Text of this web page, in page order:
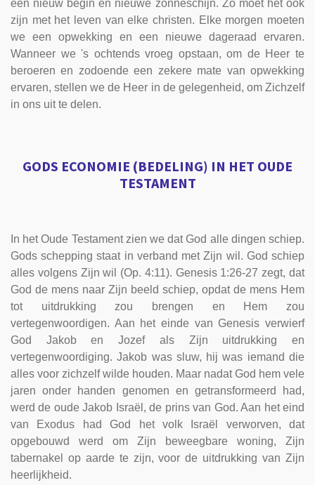
een nieuw begin en nieuwe zonneschijn. Zo moet het ook
zijn met het leven van elke christen. Elke morgen moeten
we een opwekking en een nieuwe dageraad ervaren.
Wanneer we 's ochtends vroeg opstaan, om de Heer te
beroeren en zodoende een zekere mate van opwekking
ervaren, stellen we de Heer in de gelegenheid, om Zichzelf
in ons uit te delen.
GODS ECONOMIE (BEDELING) IN HET OUDE
TESTAMENT
In het Oude Testament zien we dat God alle dingen schiep.
Gods schepping staat in verband met Zijn wil. God schiep
alles volgens Zijn wil (Op. 4:11). Genesis 1:26-27 zegt, dat
God de mens naar Zijn beeld schiep, opdat de mens Hem
tot uitdrukking zou brengen en Hem zou
vertegenwoordigen. Aan het einde van Genesis verwierf
God Jakob en Jozef als Zijn uitdrukking en
vertegenwoordiging. Jakob was sluw, hij was iemand die
alles voor zichzelf wilde houden. Maar nadat God hem vele
jaren onder handen genomen en getransformeerd had,
werd de oude Jakob Israël, de prins van God. Aan het eind
van Exodus had God het volk Israël verworven, dat
opgebouwd werd om Zijn beweegbare woning, Zijn
tabernakel op aarde te zijn, voor de uitdrukking van Zijn
heerlijkheid.